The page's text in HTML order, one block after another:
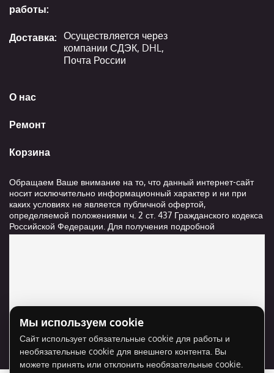
О нас
Ремонт
Корзина
работы:
Доставка: Осуществляется через
компании СДЭК, DHL,
Почта России
Обращаем Ваше внимание на то, что данный интернет-сайт
носит исключительно информационный характер и ни при
каких условиях не является публичной офертой,
определяемой положениями ч. 2 ст. 437 Гражданского кодекса
Российской Федерации. Для получения подробной
информации о стоимости и сроках выполнения услуг,
Для отображения карты нужно разрешить
использование cookie для внешнего контента.
Разрешить cookie
Мы используем cookie
Сайт использует обязательные cookie для работы и
необязательные cookie для внешнего контента. Вы
можете принять или отклонить необязательные cookie.